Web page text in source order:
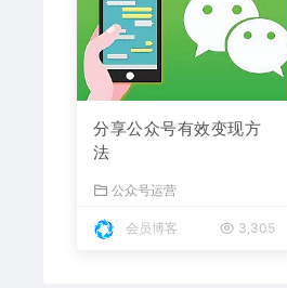
分享公众号有效变现方
法
公众号运营
会员博客 3,305